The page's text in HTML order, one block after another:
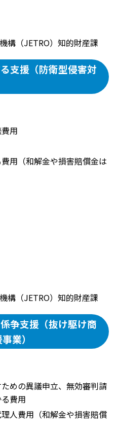
構（JETRO）知的財産課
支援（防衛型侵害対
用
用（和解金や損害賠償金は
構（JETRO）知的財産課
争支援（抜け駆け商
業）
めの異議申立、無効審判請
費用
人費用（和解金や損害賠償